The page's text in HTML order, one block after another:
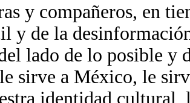
y compañeros, en
y de la
lado de lo posible y
sirve a México, le
identidad